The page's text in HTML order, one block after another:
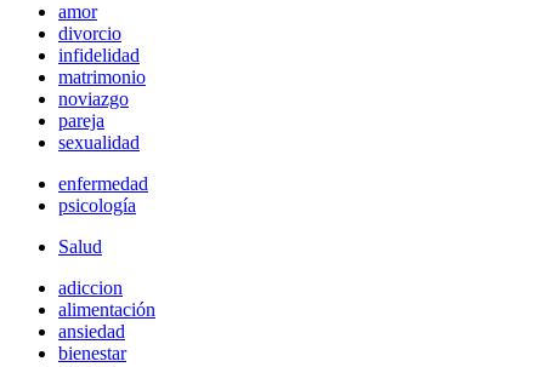
amor
divorcio
infidelidad
matrimonio
noviazgo
pareja
sexualidad
enfermedad
psicología
Salud
adiccion
alimentación
ansiedad
bienestar